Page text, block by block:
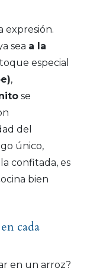
expresión.
sea a la
especial
,
se
del
único,
confitada, es
bien
cada
en un arroz?